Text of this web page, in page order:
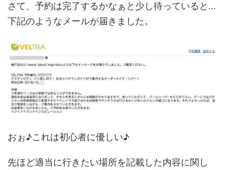
さて、予約は完了するかなぁと少し待っていると...
下記のようなメールが届きました。
おぉ♪これは初心者に優しい♪
先ほど適当に行きたい場所を記載した内容に関し